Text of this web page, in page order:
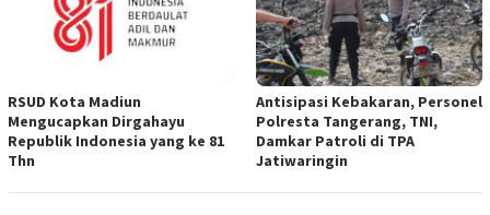
RSUD Kota Madiun
Mengucapkan Dirgahayu
Republik Indonesia yang ke 81
Thn
Antisipasi Kebakaran, Personel
Polresta Tangerang, TNI,
Damkar Patroli di TPA
Jatiwaringin